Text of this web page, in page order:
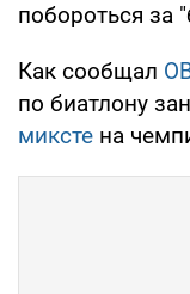
побороться за
Как сообщал
по биатлону
миксте на